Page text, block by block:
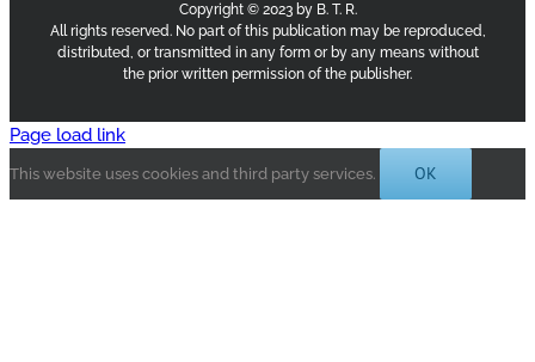
Copyright © 2023 by B. T. R.
All rights reserved. No part of this publication may be reproduced,
distributed, or transmitted in any form or by any means without
the prior written permission of the publisher.
Page load link
This website uses cookies and third party services. OK